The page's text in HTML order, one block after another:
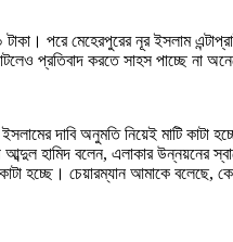
পরে মেহেরপুরের নূর ইসলাম
প্রতিবাদ করতে সাহস পাচ্ছে
দাবি অনুমতি নিয়েই মাটি কাটা
হামিদ বলেন, এলাকার উন্নয়নের
হচ্ছে। চেয়ারম্যান আমাকে